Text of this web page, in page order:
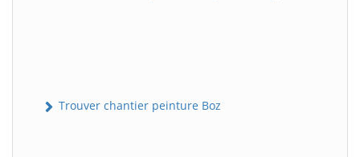
Trouver chantier peinture Boz